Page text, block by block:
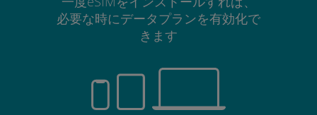
必要な時にデータプランを有効化で
きます